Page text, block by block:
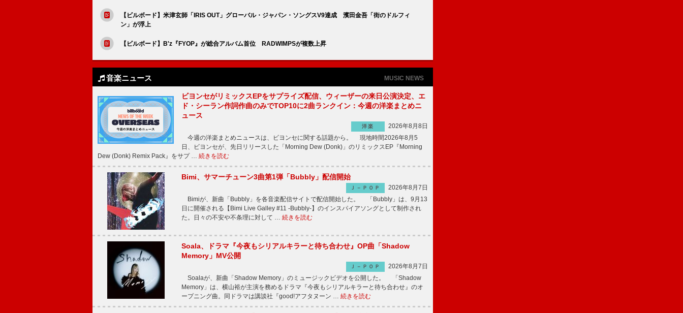
【ビルボード】米津玄師「IRIS OUT」グローバル・ジャパン・ソングスV9達成 濱田金吾「街のドルフィ
ン」が浮上
【ビルボード】B'z『FYOP』が総合アルバム首位 RADWIMPSが複数上昇
音楽ニュース MUSIC NEWS
ビヨンセがリミックスEPをサプライズ配信、ウィーザーの来日公演決定、エ
ド・シーラン作詞作曲のみでTOP10に2曲ランクイン：今週の洋楽まとめニ
ュース
洋楽
2026年8月8日
今週の洋楽まとめニュースは、ビヨンセに関する話題から。 現地時間2026年8月5
日、ビヨンセが、先日リリースした「Morning Dew (Donk)」のリミックスEP『Morning
Dew (Donk) Remix Pack』をサプ … 続きを読む
Bimi、サマーチューン3曲第1弾「Bubbly」配信開始
Ｊ－ＰＯＰ
2026年8月7日
Bimiが、新曲「Bubbly」を各音楽配信サイトで配信開始した。 「Bubbly」は、9月13
日に開催される【Bimi Live Galley #11 -Bubbly-】のインスパイアソングとして制作され
た。日々の不安や不条理に対して … 続きを読む
Soala、ドラマ『今夜もシリアルキラーと待ち合わせ』OP曲「Shadow
Memory」MV公開
Ｊ－ＰＯＰ
2026年8月7日
Soalaが、新曲「Shadow Memory」のミュージックビデオを公開した。 「Shadow
Memory」は、横山裕が主演を務めるドラマ『今夜もシリアルキラーと待ち合わせ』のオ
ープニング曲。同ドラマは講談社『good!アフタヌーン … 続きを読む